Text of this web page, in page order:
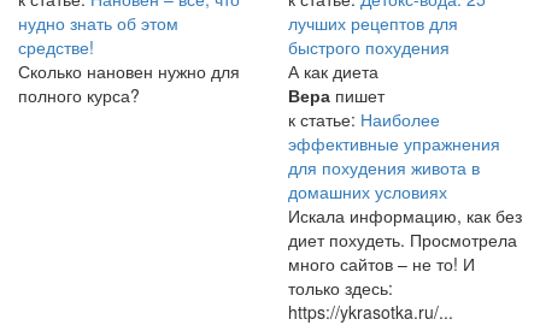
нудно знать об этом
средстве!
Сколько нановен нужно для
полного курса?
лучших рецептов для
быстрого похудения
А как диета
Вера пишет
к статье: Наиболее
эффективные упражнения
для похудения живота в
домашних условиях
Искала информацию, как без
диет похудеть. Просмотрела
много сайтов – не то! И
только здесь:
https://ykrasotka.ru/...